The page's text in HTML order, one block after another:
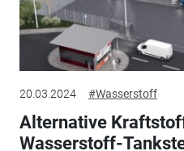
20.03.2024 #Wasserstoff
Alternative
Wasserstoff-